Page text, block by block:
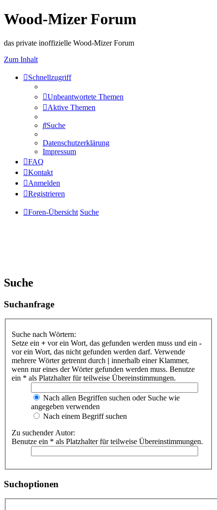
Wood-Mizer Forum
das private inoffizielle Wood-Mizer Forum
Zum Inhalt
Schnellzugriff
Unbeantwortete Themen
Aktive Themen
Suche
Datenschutzerklärung
Impressum
FAQ
Kontakt
Anmelden
Registrieren
Foren-Übersicht Suche
Suche
Suchanfrage
Suche nach Wörtern:
Setze ein + vor ein Wort, das gefunden werden muss und ein -
vor ein Wort, das nicht gefunden werden darf. Verwende
mehrere Wörter getrennt durch | innerhalb einer Klammer,
wenn nur eines der Wörter gefunden werden muss. Benutze
ein * als Platzhalter für teilweise Übereinstimmungen.
Nach allen Begriffen suchen oder Suche wie
angegeben verwenden
Nach einem Begriff suchen
Zu suchender Autor:
Benutze ein * als Platzhalter für teilweise Übereinstimmungen.
Suchoptionen